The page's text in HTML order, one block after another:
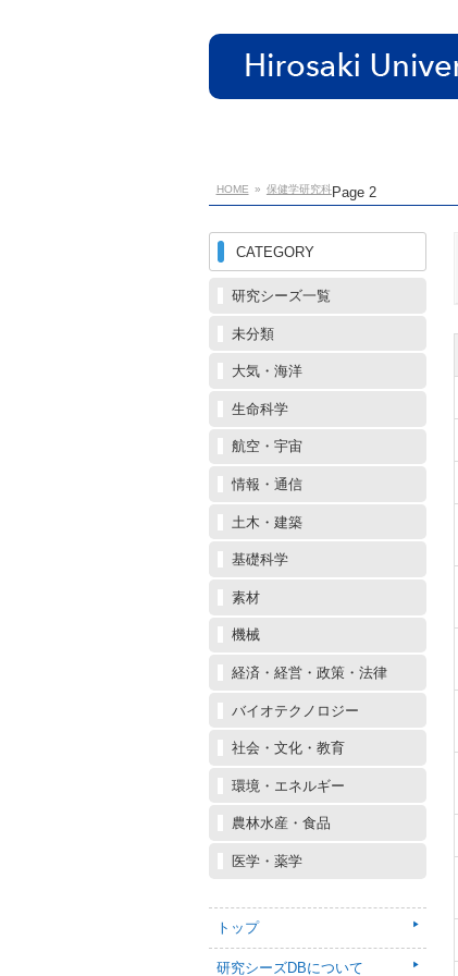
HOME 保健学研究科Page 2
CATEGORY
研究シーズ一覧
未分類
大気・海洋
生命科学
航空・宇宙
情報・通信
土木・建築
基礎科学
素材
機械
経済・経営・政策・法律
バイオテクノロジー
社会・文化・教育
環境・エネルギー
農林水産・食品
医学・薬学
トップ
研究シーズDBについて